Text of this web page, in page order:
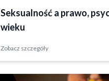
Seksualność a prawo,
wieku
Zobacz szczegóły